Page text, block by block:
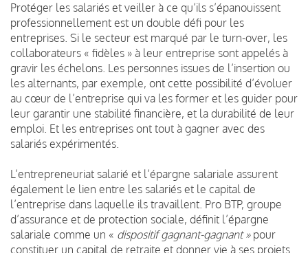
Protéger les salariés et veiller à ce qu’ils s’épanouissent
professionnellement est un double défi pour les
entreprises. Si le secteur est marqué par le turn-over, les
collaborateurs « fidèles » à leur entreprise sont appelés à
gravir les échelons. Les personnes issues de l’insertion ou
les alternants, par exemple, ont cette possibilité d’évoluer
au cœur de l’entreprise qui va les former et les guider pour
leur garantir une stabilité financière, et la durabilité de leur
emploi. Et les entreprises ont tout à gagner avec des
salariés expérimentés.
L’entrepreneuriat salarié et l’épargne salariale assurent
également le lien entre les salariés et le capital de
l’entreprise dans laquelle ils travaillent. Pro BTP, groupe
d’assurance et de protection sociale, définit l’épargne
salariale comme un « dispositif gagnant-gagnant »pour
constituer un capital de retraite et donner vie à ses projets